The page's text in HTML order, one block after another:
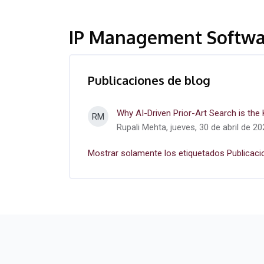
IP Management
Publicaciones de blog
RM
Why AI-Driven Prior-Art Search is
Rupali Mehta, jueves, 30 de abril de
Mostrar solamente los etiquetados